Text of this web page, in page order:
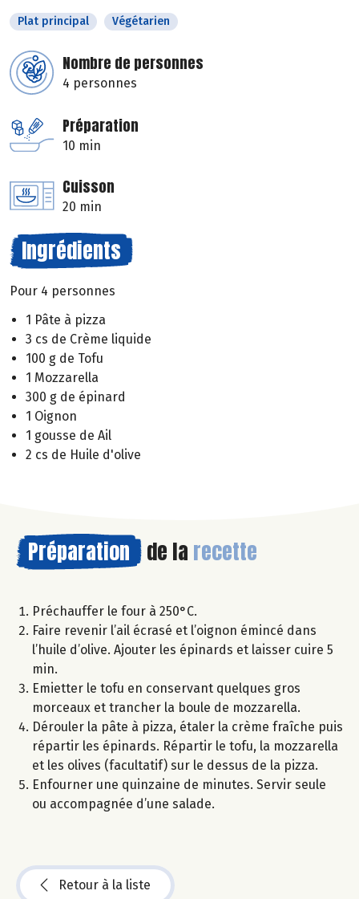
Plat principal Végétarien
Nombre de personnes
4 personnes
Préparation
10 min
Cuisson
20 min
Ingrédients
Pour 4 personnes
1 Pâte à pizza
3 cs de Crème liquide
100 g de Tofu
1 Mozzarella
300 g de épinard
1 Oignon
1 gousse de Ail
2 cs de Huile d'olive
Préparation de la recette
Préchauffer le four à 250°C.
Faire revenir l’ail écrasé et l’oignon émincé dans
l’huile d’olive. Ajouter les épinards et laisser cuire 5
min.
Emietter le tofu en conservant quelques gros
morceaux et trancher la boule de mozzarella.
Dérouler la pâte à pizza, étaler la crème fraîche puis
répartir les épinards. Répartir le tofu, la mozzarella
et les olives (facultatif) sur le dessus de la pizza.
Enfourner une quinzaine de minutes. Servir seule
ou accompagnée d’une salade.
Retour à la liste